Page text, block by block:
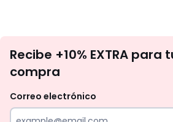
te
tu
Recibe +10% EXTRA para
compra
Correo electrónico